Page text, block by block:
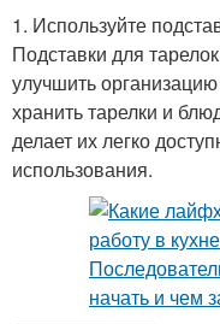
1. Используйте
Подставки для
улучшить
хранить тарелки и
делает их легко
использования.